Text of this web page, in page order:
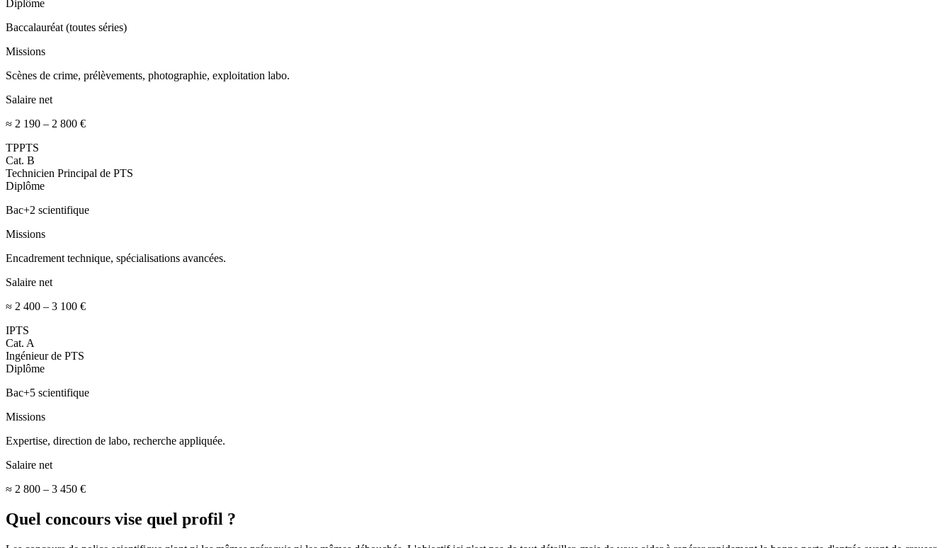
Diplôme
Baccalauréat (toutes séries)
Missions
Scènes de crime, prélèvements, photographie, exploitation labo.
Salaire net
≈ 2 190 – 2 800 €
TPPTS
Cat. B
Technicien Principal de PTS
Diplôme
Bac+2 scientifique
Missions
Encadrement technique, spécialisations avancées.
Salaire net
≈ 2 400 – 3 100 €
IPTS
Cat. A
Ingénieur de PTS
Diplôme
Bac+5 scientifique
Missions
Expertise, direction de labo, recherche appliquée.
Salaire net
≈ 2 800 – 3 450 €
Quel concours vise quel profil ?